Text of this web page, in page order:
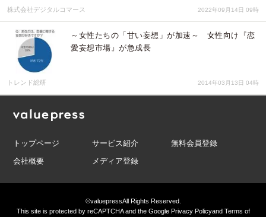
株式会社デジタルコマース 2022年09月14日 09時
～女性たちの「甘い妄想」が加速～ 女性向け『恋
愛妄想市場』が急成長
トレンド総研 2014年03月13日 04時
トップページ サービス紹介
無料会員登録
会社概要
メディア登録
©valuepressAll Rights Reserved.
This site is protected by reCAPTCHA and the GooglePrivacy Policyand Terms of